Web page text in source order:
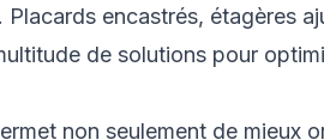
encastrés, étagères
de solutions pour
non seulement de mieux